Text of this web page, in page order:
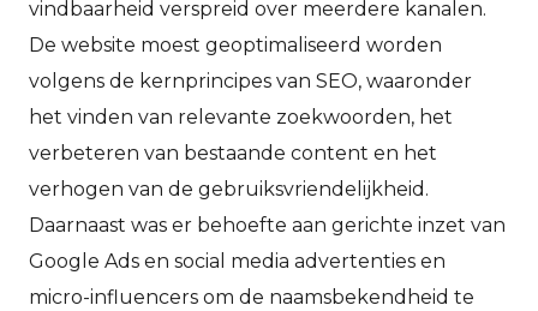
vindbaarheid verspreid over meerdere kanalen.
De website moest geoptimaliseerd worden
volgens de kernprincipes van SEO, waaronder
het vinden van relevante zoekwoorden, het
verbeteren van bestaande content en het
verhogen van de gebruiksvriendelijkheid.
Daarnaast was er behoefte aan gerichte inzet van
Google Ads en social media advertenties en
micro-influencers om de naamsbekendheid te